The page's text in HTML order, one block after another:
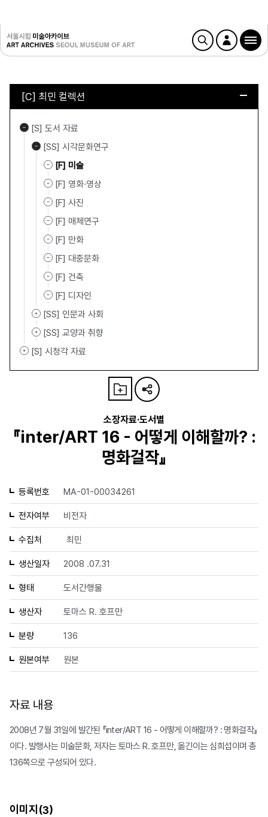
[C] 최민 컬렉션
[S] 도서 자료
[SS] 시각문화연구
[F] 미술
[F] 영화·영상
[F] 사진
[F] 매체연구
[F] 만화
[F] 대중문화
[F] 건축
[F] 디자인
[SS] 인문과 사회
[SS] 교양과 취향
[S] 시청각 자료
소장자료·도서별
『inter/ART 16 - 어떻게 이해할까? :
명화걸작』
등록번호 MA-01-00034261
전자여부 비전자
수집처 최민
생산일자 2008 .07.31
형태 도서간행물
생산자 토마스 R. 호프만
분량 136
원본여부 원본
자료 내용
2008년 7월 31일에 발간된 『inter/ART 16 - 어떻게 이해할까? : 명화걸작』
이다. 발행사는 미술문화, 저자는 토마스 R. 호프만, 옮긴이는 심희섭이며 총
136쪽으로 구성되어 있다.
이미지(3)